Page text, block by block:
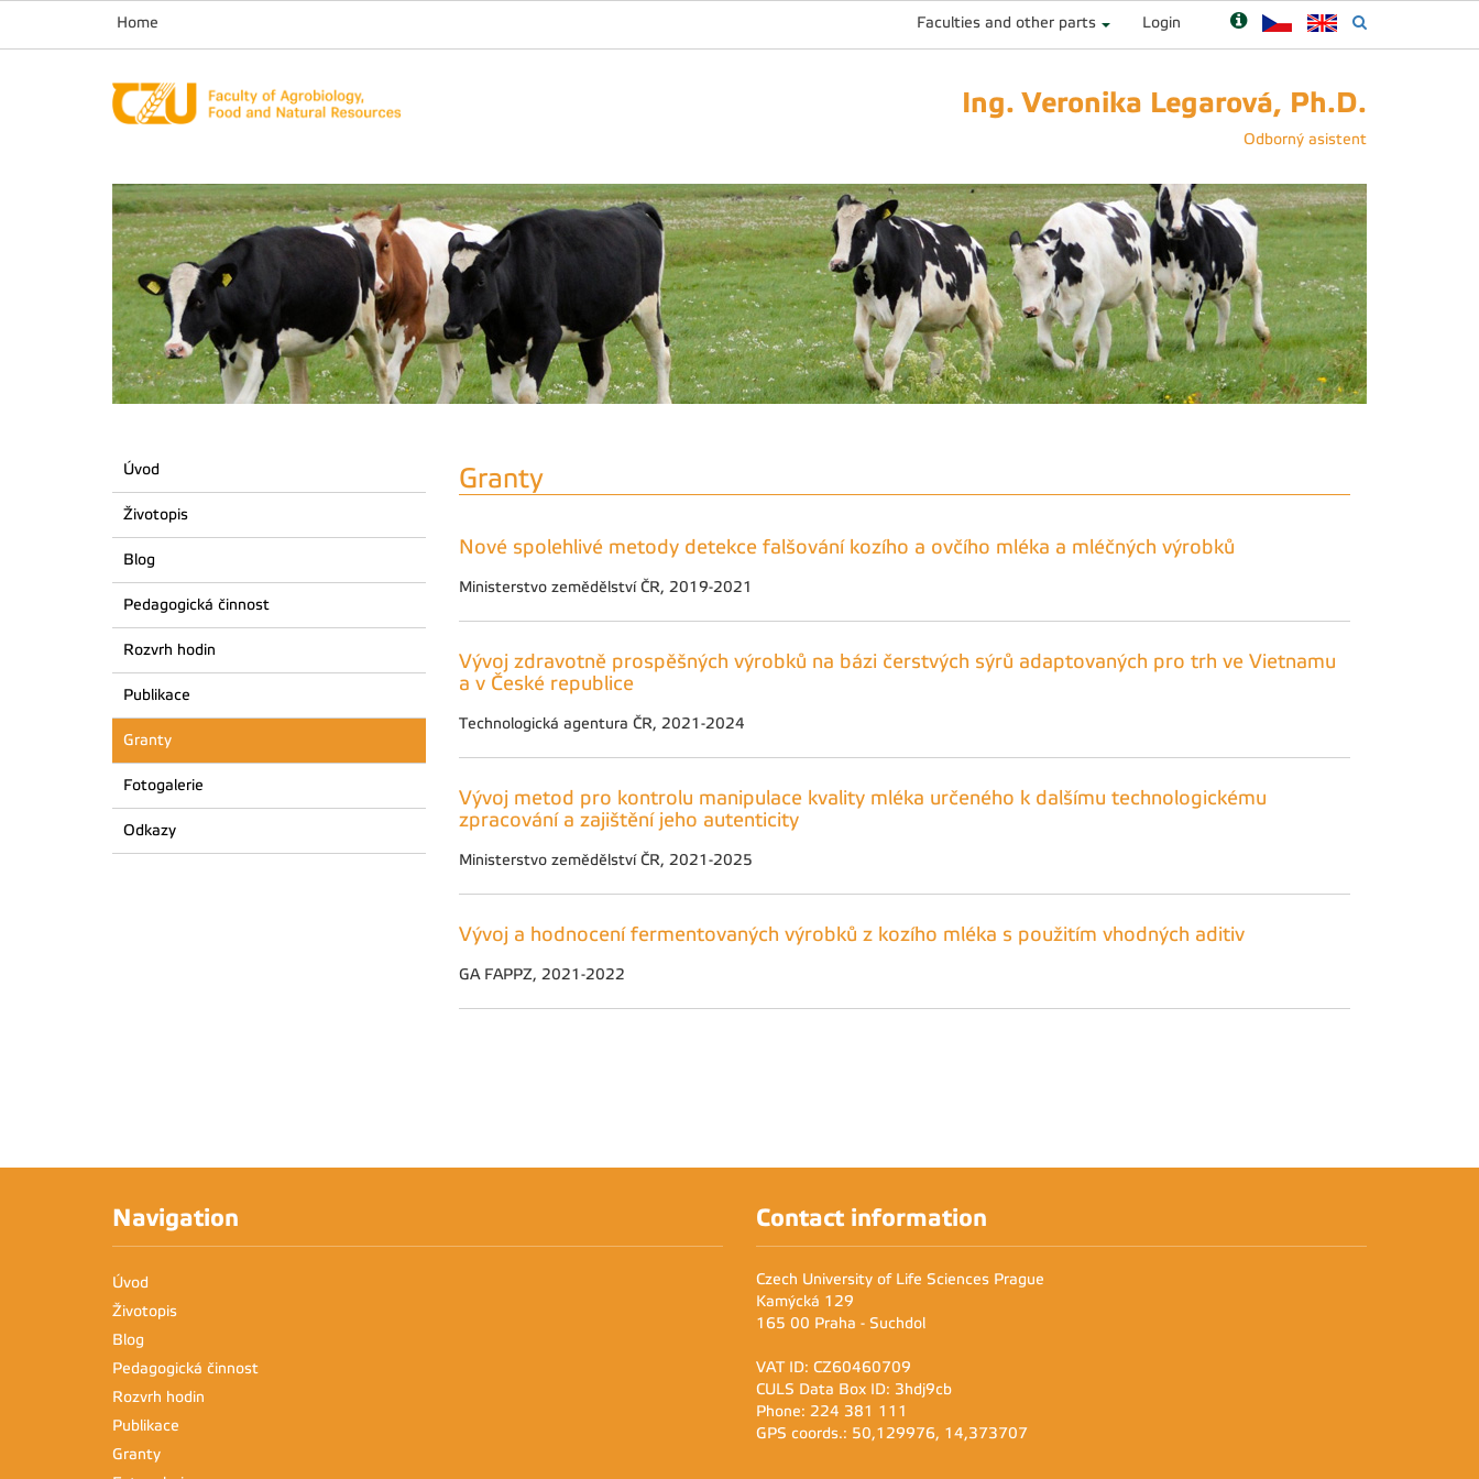
Home Faculties and other parts Login
Ing. Veronika Legarová, Ph.D.
Odborný asistent
Úvod
Životopis
Blog
Pedagogická činnost
Rozvrh hodin
Publikace
Granty
Fotogalerie
Odkazy
Granty
Nové spolehlivé metody detekce falšování kozího a ovčího mléka a mléčných výrobků
Ministerstvo zemědělství ČR, 2019-2021
Vývoj zdravotně prospěšných výrobků na bázi čerstvých sýrů adaptovaných pro trh ve Vietnamu
a v České republice
Technologická agentura ČR, 2021-2024
Vývoj metod pro kontrolu manipulace kvality mléka určeného k dalšímu technologickému
zpracování a zajištění jeho autenticity
Ministerstvo zemědělství ČR, 2021-2025
Vývoj a hodnocení fermentovaných výrobků z kozího mléka s použitím vhodných aditiv
GA FAPPZ, 2021-2022
Navigation
Úvod
Životopis
Blog
Pedagogická činnost
Rozvrh hodin
Publikace
Granty
Contact information
Czech University of Life Sciences Prague
Kamýcká 129
165 00 Praha - Suchdol
VAT ID: CZ60460709
CULS Data Box ID: 3hdj9cb
Phone: 224 381 111
GPS coords.: 50,129976, 14,373707